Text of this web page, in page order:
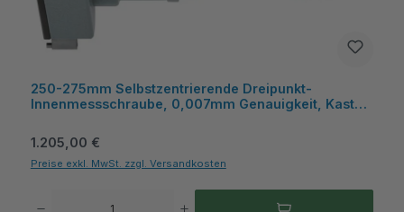
250-275mm Selbstzentrierende Dreipunkt-
Innenmessschraube, 0,007mm Genauigkeit, Kasten
Regulärer Preis:
1.205,00 €
Preise exkl. MwSt. zzgl. Versandkosten